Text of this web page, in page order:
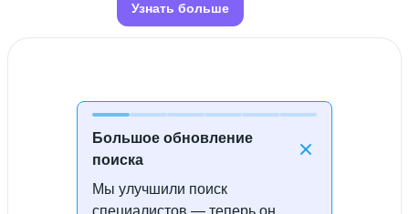
Большое обновление
поиска
Мы улучшили поиск
специалистов — теперь он
Узнать больше
Специалисты не найдены